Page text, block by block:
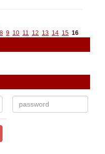
8 9 10 11 12 13 14 15 16